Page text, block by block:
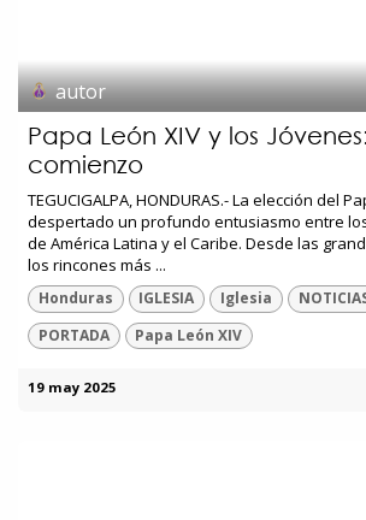
autor
Papa León XIV y los
comienzo
TEGUCIGALPA, HONDURAS.- La elección del
despertado un profundo entusiasmo entre
de América Latina y el Caribe. Desde las
los rincones más ...
Honduras IGLESIA Iglesia
PORTADA
Papa León XIV
19 may 2025